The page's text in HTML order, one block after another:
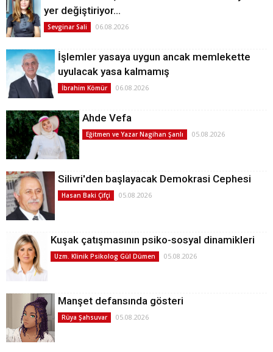
yer değiştiriyor…
Sevginar Sali 06.08.2026
İşlemler yasaya uygun ancak memlekette
uyulacak yasa kalmamış
İbrahim Kömür 06.08.2026
Ahde Vefa
Eğitmen ve Yazar Nagihan Şanlı 05.08.2026
Silivri'den başlayacak Demokrasi Cephesi
Hasan Baki Çifçi 05.08.2026
Kuşak çatışmasının psiko-sosyal dinamikleri
Uzm. Klinik Psikolog Gül Dümen 05.08.2026
Manşet defansında gösteri
Rüya Şahsuvar 05.08.2026